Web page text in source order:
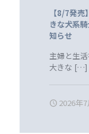
【8/7発
きな犬系
知らせ
主婦と生
大きな […]
2026年